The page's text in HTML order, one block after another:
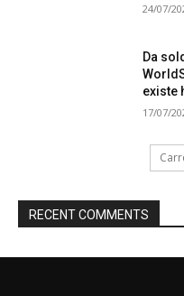
24/07/
Da
existe
17/07/
RECENT COMMENTS